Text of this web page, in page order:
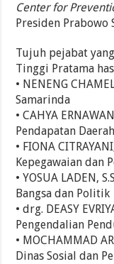
Center for
Presiden Prabowo
Tujuh pejabat
Tinggi Pratama
• NENENG
Samarinda
• CAHYA
Pendapatan Daerah
• FIONA
Kepegawaian dan
• YOSUA LADEN,
Bangsa dan Politik
• drg. DEASY
Pengendalian
• MOCHAMMAD
Dinas Sosial dan